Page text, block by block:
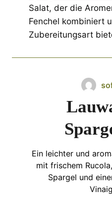
Salat, der die
Fenchel kombiniert
Zubereitungsart
Ein leichter und
mit frischem
Spargel und